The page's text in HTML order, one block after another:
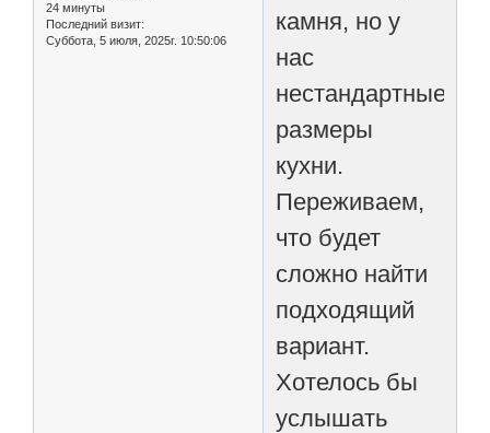
24 минуты
Последний визит:
Суббота, 5 июля, 2025г. 10:50:06
камня, но у
нас
нестандартные
размеры
кухни.
Переживаем,
что будет
сложно найти
подходящий
вариант.
Хотелось бы
услышать